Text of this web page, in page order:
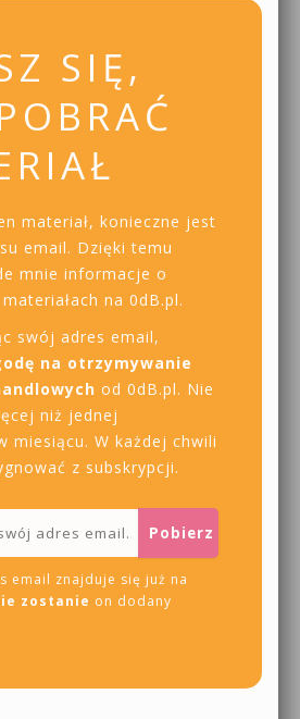
SIĘ,
materiał, konieczne jest
email. Dzięki temu
mnie informacje o
na 0dB.pl.
swój adres email,
na otrzymywanie
od 0dB.pl. Nie
niż jednej
miesiącu. W każdej chwili
z subskrypcji.
email znajduje się już na
zostanie on dodany